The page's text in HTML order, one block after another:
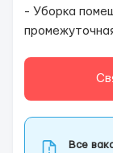
- Уборка
Все